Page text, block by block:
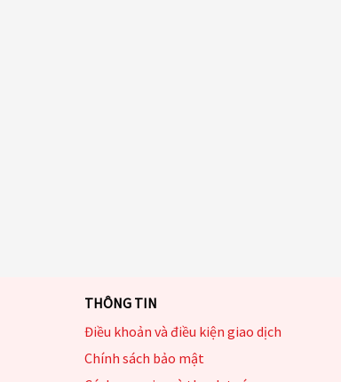
THÔNG TIN
Điều khoản và điều kiện giao dịch
Chính sách bảo mật